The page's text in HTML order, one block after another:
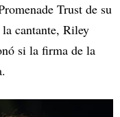
Trust de su
cantante, Riley
si la firma de la